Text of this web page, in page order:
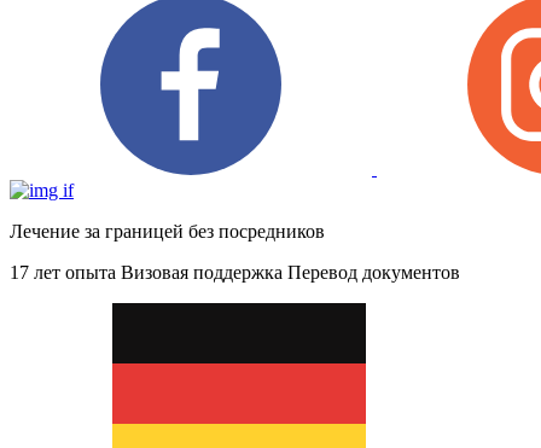
Лечение за границей без посредников
17 лет опыта Визовая поддержка Перевод документов